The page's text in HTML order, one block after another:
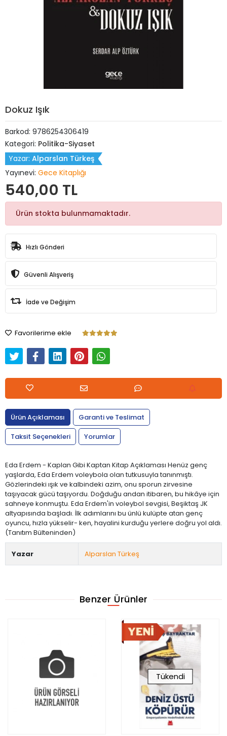
Dokuz Işık
Barkod: 9786254306419
Kategori: Politika-Siyaset
Yazar: Alparslan Türkeş
Yayınevi: Gece Kitaplığı
540,00 TL
Ürün stokta bulunmamaktadır.
Hızlı Gönderi
Güvenli Alışveriş
İade ve Değişim
Favorilerime ekle
Ürün Açıklaması
Garanti ve Teslimat
Taksit Seçenekleri
Yorumlar
Eda Erdem - Kaplan Gibi Kaptan Kitap Açıklaması Henüz genç
yaşlarda, Eda Erdem voleybola olan tutkusuyla tanınmıştı.
Gözlerindeki ışık ve kalbindeki azim, onu sporun zirvesine
taşıyacak gücü taşıyordu. Doğduğu andan itibaren, bu hikâye için
sahneye konmuştu. Eda Erdem'in voleybol sevgisi, Beşiktaş JK
altyapısında başladı. İlk adımlarını bu ünlü kulüpte atan genç
oyuncu, hızla yükselir- ken, hayalini kurduğu yerlere doğru yol aldı.
(Tanıtım Bülteninden)
Yazar Alparslan Türkeş
Benzer Ürünler
Tükendi